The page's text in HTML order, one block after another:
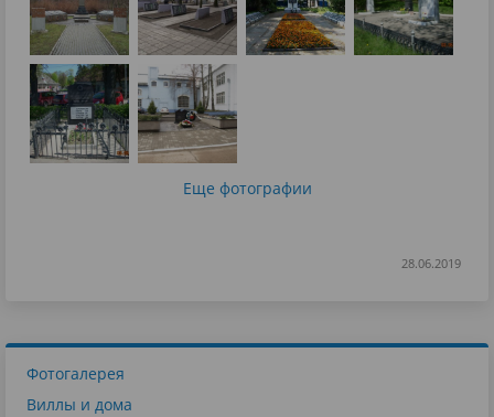
Еще фотографии
28.06.2019
Фотогалерея
Виллы и дома